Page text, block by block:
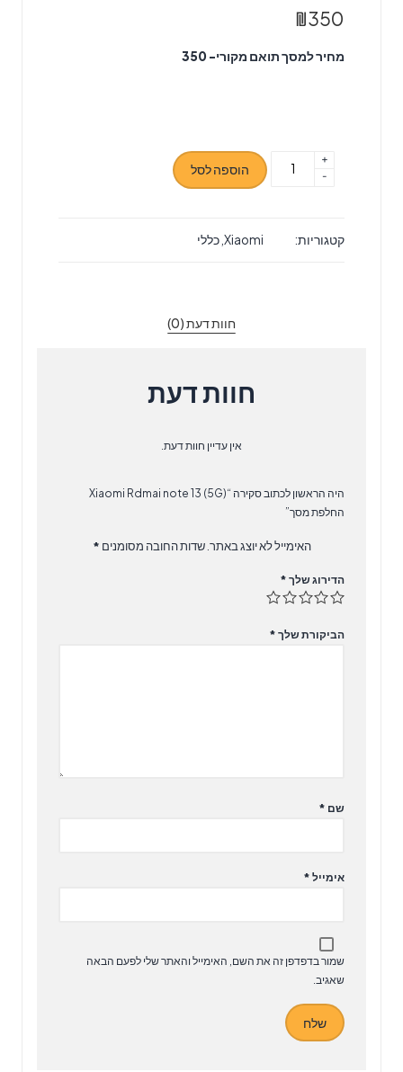
₪350
מחיר למסך תואם מקורי- 350
כמות
note
-
+
הוספה לסל
קטגוריות: Xiaomi כללי
חוות דעת (0)
חוות דעת
אין עדיין חוות דעת.
היה הראשון לכתוב סקירה “Xiaomi Rdmai note 13 (5G)
החלפת מסך”
האימייל לא יוצג באתר. שדות החובה מסומנים *
הדירוג שלך *
הביקורת שלך *
שם *
אימייל *
שמור בדפדפן זה את השם, האימייל והאתר שלי לפעם הבאה
שאגיב.